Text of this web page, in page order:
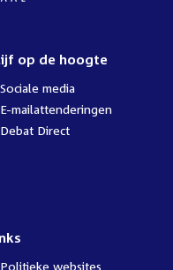
op de hoogte
Sociale media
E-mailattenderingen
Debat Direct
Politieke websites